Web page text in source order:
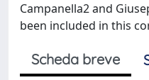
Campanella2 and
been included in this
Scheda breve